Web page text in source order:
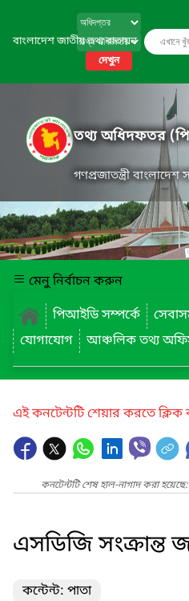
বাংলাদেশ জাতীয় তথ্য বাতায়ন
দেখুন
তথ্য অধিদফতর
গণপ্রজাতন্ত্রী
মেনু নির্বাচন করুন
পিআইডি সম্পর্কে
যোগাযোগ
আঞ্চলিক তথ্য
এই কনটেন্টটি শেয়ার করতে
কনটেন্টটি শেষ হাল-নাগাদ করা
এসডিজি সংক্রান্ত
কন্টেন্ট: পাতা